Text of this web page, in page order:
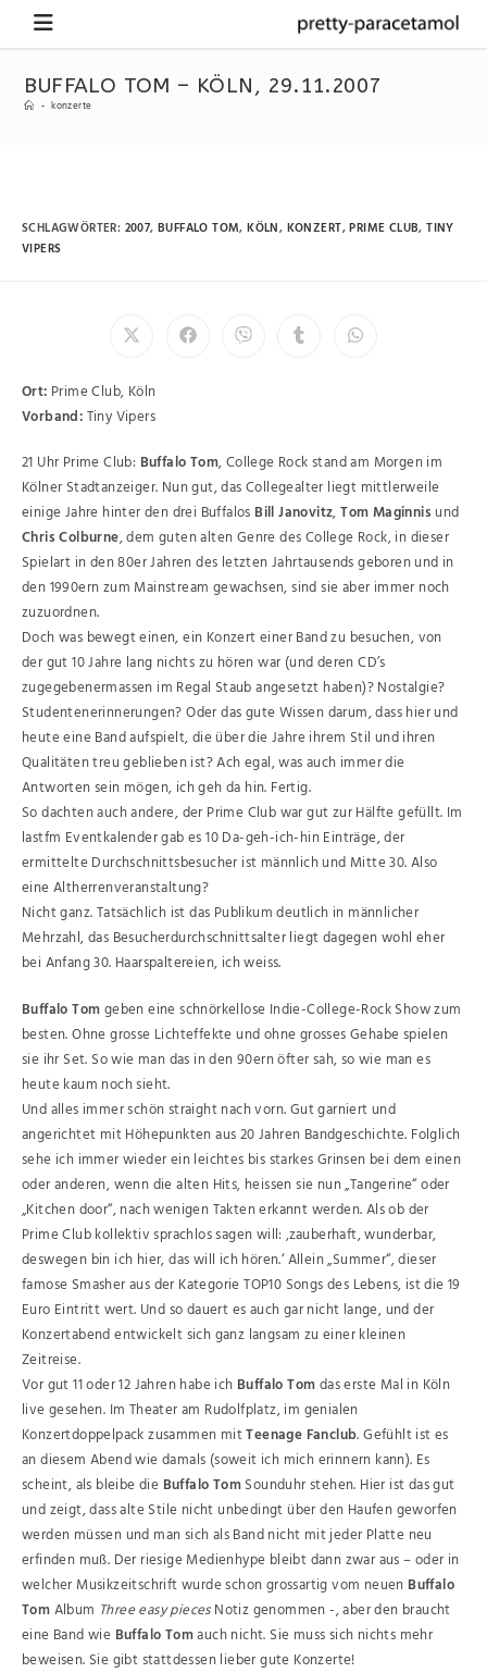
BUFFALO TOM – KÖLN, 29.11.2007
- konzerte
SCHLAGWÖRTER: 2007, BUFFALO TOM, KÖLN, KONZERT,PRIME CLUB, TINY
VIPERS
Ort: Prime Club, Köln
Vorband:Tiny Vipers
21 Uhr Prime Club: Buffalo Tom, College Rock stand am Morgen im
Kölner Stadtanzeiger. Nun gut, das Collegealter liegt mittlerweile
einige Jahre hinter den drei Buffalos Bill Janovitz,Tom Maginnis und
Chris Colburne, dem guten alten Genre des College Rock, in dieser
Spielart in den 80er Jahren des letzten Jahrtausends geboren und in
den 1990ern zum Mainstream gewachsen, sind sie aber immer noch
zuzuordnen.
Doch was bewegt einen, ein Konzert einer Band zu besuchen, von
der gut 10 Jahre lang nichts zu hören war (und deren CD’s
zugegebenermassen im Regal Staub angesetzt haben)? Nostalgie?
Studentenerinnerungen? Oder das gute Wissen darum, dass hier und
heute eine Band aufspielt, die über die Jahre ihrem Stil und ihren
Qualitäten treu geblieben ist? Ach egal, was auch immer die
Antworten sein mögen, ich geh da hin. Fertig.
So dachten auch andere, der Prime Club war gut zur Hälfte gefüllt. Im
lastfm Eventkalender gab es 10 Da-geh-ich-hin Einträge, der
ermittelte Durchschnittsbesucher ist männlich und Mitte 30. Also
eine Altherrenveranstaltung?
Nicht ganz. Tatsächlich ist das Publikum deutlich in männlicher
Mehrzahl, das Besucherdurchschnittsalter liegt dagegen wohl eher
bei Anfang 30. Haarspaltereien, ich weiss.
Buffalo Tomgeben eine schnörkellose Indie-College-Rock Show zum
besten. Ohne grosse Lichteffekte und ohne grosses Gehabe spielen
sie ihr Set. So wie man das in den 90ern öfter sah, so wie man es
heute kaum noch sieht.
Und alles immer schön straight nach vorn. Gut garniert und
angerichtet mit Höhepunkten aus 20 Jahren Bandgeschichte. Folglich
sehe ich immer wieder ein leichtes bis starkes Grinsen bei dem einen
oder anderen, wenn die alten Hits, heissen sie nun „Tangerine“ oder
„Kitchen door“, nach wenigen Takten erkannt werden. Als ob der
Prime Club kollektiv sprachlos sagen will: ‚zauberhaft, wunderbar,
deswegen bin ich hier, das will ich hören.‘ Allein „Summer“, dieser
famose Smasher aus der Kategorie TOP10 Songs des Lebens, ist die 19
Euro Eintritt wert. Und so dauert es auch gar nicht lange, und der
Konzertabend entwickelt sich ganz langsam zu einer kleinen
Zeitreise.
Vor gut 11 oder 12 Jahren habe ich Buffalo Tomdas erste Mal in Köln
live gesehen. Im Theater am Rudolfplatz, im genialen
Konzertdoppelpack zusammen mitTeenage Fanclub. Gefühlt ist es
an diesem Abend wie damals (soweit ich mich erinnern kann). Es
scheint, als bleibe die Buffalo TomSounduhr stehen. Hier ist das gut
und zeigt, dass alte Stile nicht unbedingt über den Haufen geworfen
werden müssen und man sich als Band nicht mit jeder Platte neu
erfinden muß. Der riesige Medienhype bleibt dann zwar aus – oder in
welcher Musikzeitschrift wurde schon grossartig vom neuen Buffalo
TomAlbum Three easy piecesNotiz genommen -, aber den braucht
eine Band wie Buffalo Tomauch nicht. Sie muss sich nichts mehr
beweisen. Sie gibt stattdessen lieber gute Konzerte!